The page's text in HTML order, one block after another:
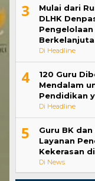
3
Mulai dari
DLHK
Pengelolaan
Di Headline
4
120 Guru
Mendalam
Pendidikan
Di Headline
5
Guru BK
Layanan
Kekerasan
Di News